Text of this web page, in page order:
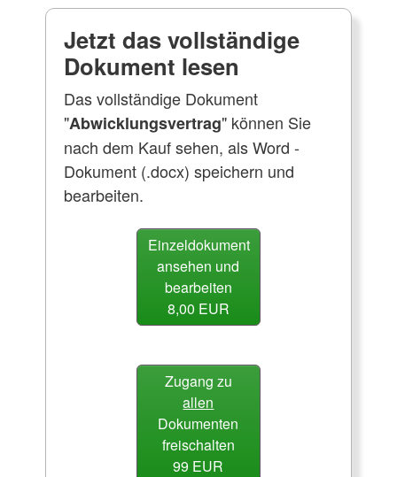
Jetzt das vollständige
Dokument lesen
Das vollständige Dokument
"Abwicklungsvertrag" können Sie
nach dem Kauf sehen, als Word -
Dokument (.docx) speichern und
bearbeiten.
Einzeldokument
ansehen und
bearbeiten
8,00 EUR
Zugang zu
allen
Dokumenten
freischalten
99 EUR